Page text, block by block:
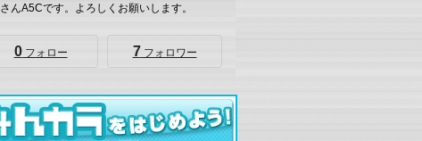
んA5Cです。よろしくお願いします。
0フォロー 7 フォロワー